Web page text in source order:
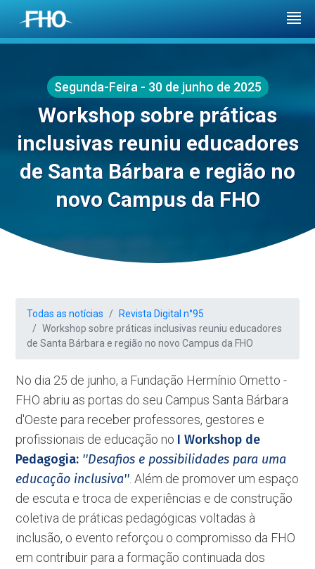
Segunda-Feira - 30 de junho de 2025
Workshop sobre práticas
inclusivas reuniu educadores
de Santa Bárbara e região no
novo Campus da FHO
Todas as notícias
Revista Digital n°95
Workshop sobre práticas inclusivas reuniu educadores
de Santa Bárbara e região no novo Campus da FHO
No dia 25 de junho, a Fundação Hermínio Ometto -
FHO abriu as portas do seu Campus Santa Bárbara
d'Oeste para receber professores, gestores e
profissionais de educação no I Workshop de
Pedagogia: ''Desafios e possibilidades para uma
educação inclusiva'' . Além de promover um espaço
de escuta e troca de experiências e de construção
coletiva de práticas pedagógicas voltadas à
inclusão, o evento reforçou o compromisso da FHO
em contribuir para a formação continuada dos